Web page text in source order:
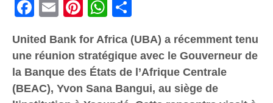
Facebook
Email PinterestWhatsApp
United Bank for Africa (UBA) a récemment tenu
une réunion stratégique avec le Gouverneur de
la Banque des États de l’Afrique Centrale
(BEAC), Yvon Sana Bangui, au siège de